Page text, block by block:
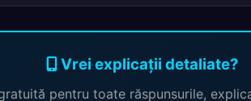
Vrei explicații detaliate?
pentru toate răspunsurile,